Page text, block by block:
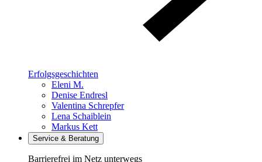
Erfolgsgeschichten
Eleni M.
Denise Endresl
Valentina Schrepfer
Lena Schaiblein
Markus Kett
Service & Beratung
Barrierefrei im Netz unterwegs